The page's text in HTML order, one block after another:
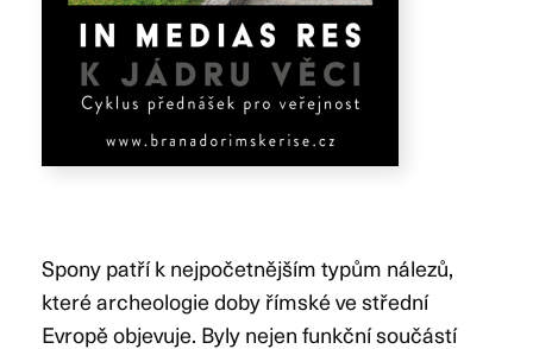
Spony patří k nejpočetnějším typům nálezů,
které archeologie doby římské ve střední
Evropě objevuje. Byly nejen funkční součástí